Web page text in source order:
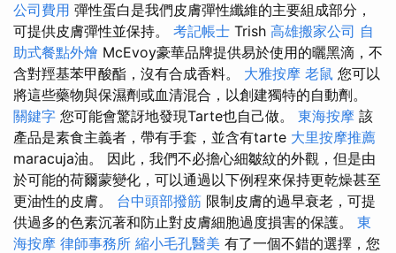
公司費用 彈性蛋白是我們皮膚彈性纖維的主要組成部分，
可提供皮膚彈性並保持。 考記帳士 Trish 高雄搬家公司 自
助式餐點外燴 McEvoy豪華品牌提供易於使用的曬黑滴，不
含對羥基苯甲酸酯，沒有合成香料。 大雅按摩 老鼠 您可以
將這些藥物與保濕劑或血清混合，以創建獨特的自動劑。
關鍵字 您可能會驚訝地發現Tarte也自己做。 東海按摩 該
產品是素食主義者，帶有手套，並含有tarte 大里按摩推薦
maracuja油。 因此，我們不必擔心細皺紋的外觀，但是由
於可能的荷爾蒙變化，可以通過以下例程來保持更乾燥甚至
更油性的皮膚。 台中頭部撥筋 限制皮膚的過早衰老，可提
供過多的色素沉著和防止對皮膚細胞過度損害的保護。 東
海按摩 律師事務所 縮小毛孔醫美 有了一個不錯的選擇，您